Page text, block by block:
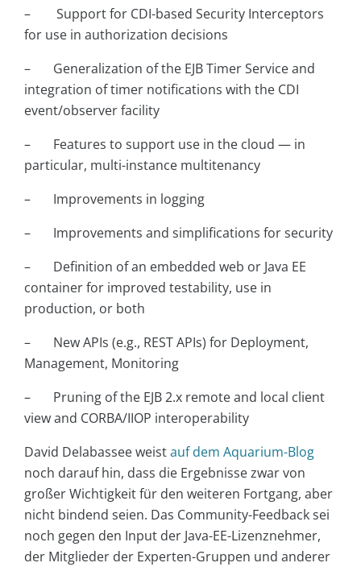
– Support for CDI-based Security Interceptors
for use in authorization decisions
– Generalization of the EJB Timer Service and
integration of timer notifications with the CDI
event/observer facility
– Features to support use in the cloud — in
particular, multi-instance multitenancy
– Improvements in logging
– Improvements and simplifications for security
– Definition of an embedded web or Java EE
container for improved testability, use in
production, or both
– New APIs (e.g., REST APIs) for Deployment,
Management, Monitoring
– Pruning of the EJB 2.x remote and local client
view and CORBA/IIOP interoperability
David Delabassee weistauf dem Aquarium-Blog
noch darauf hin, dass die Ergebnisse zwar von
großer Wichtigkeit für den weiteren Fortgang, aber
nicht bindend seien. Das Community-Feedback sei
noch gegen den Input der Java-EE-Lizenznehmer,
der Mitglieder der Experten-Gruppen und anderer